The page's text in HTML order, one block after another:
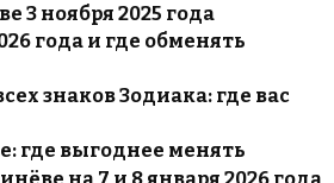
3 ноября 2025 года
года и где обменять
знаков Зодиака: где вас
где выгоднее менять
на 7 и 8 января 2026 года